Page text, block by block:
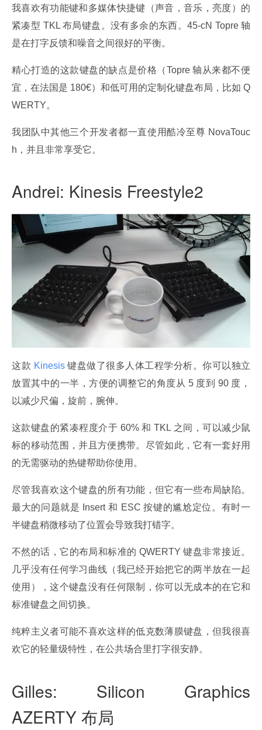
我喜欢有功能键和多媒体快捷键（声音，音乐，亮度）的
紧凑型 TKL 布局键盘。没有多余的东西。45-cN Topre 轴
是在打字反馈和噪音之间很好的平衡。
精心打造的这款键盘的缺点是价格（Topre 轴从来都不便
宜，在法国是 180€）和低可用的定制化键盘布局，比如 Q
WERTY。
我团队中其他三个开发者都一直使用酷冷至尊 NovaTouc
h，并且非常享受它。
Andrei: Kinesis Freestyle2
这款 Kinesis 键盘做了很多人体工程学分析。你可以独立
放置其中的一半，方便的调整它的角度从 5 度到 90 度，
以减少尺偏，旋前，腕伸。
这款键盘的紧凑程度介于 60% 和 TKL 之间，可以减少鼠
标的移动范围，并且方便携带。尽管如此，它有一套好用
的无需驱动的热键帮助你使用。
尽管我喜欢这个键盘的所有功能，但它有一些布局缺陷。
最大的问题就是 Insert 和 ESC 按键的尴尬定位。有时一
半键盘稍微移动了位置会导致我打错字。
不然的话，它的布局和标准的 QWERTY 键盘非常接近。
几乎没有任何学习曲线（我已经开始把它的两半放在一起
使用），这个键盘没有任何限制，你可以无成本的在它和
标准键盘之间切换。
纯粹主义者可能不喜欢这样的低克数薄膜键盘，但我很喜
欢它的轻量级特性，在公共场合里打字很安静。
Gilles: Silicon Graphics
AZERTY 布局